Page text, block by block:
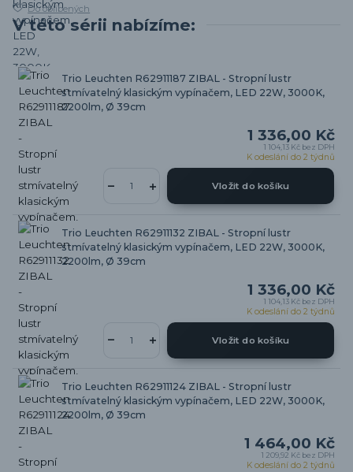
Do oblíbených
V této sérii nabízíme:
Trio Leuchten R62911187 ZIBAL - Stropní lustr
stmívatelný klasickým vypínačem, LED 22W, 3000K,
2200lm, Ø 39cm
1 336,00 Kč
1 104,13 Kč bez DPH
K odeslání do 2 týdnů
Vložit do košíku
Trio Leuchten R62911132 ZIBAL - Stropní lustr
stmívatelný klasickým vypínačem, LED 22W, 3000K,
2200lm, Ø 39cm
1 336,00 Kč
1 104,13 Kč bez DPH
K odeslání do 2 týdnů
Vložit do košíku
Trio Leuchten R62911124 ZIBAL - Stropní lustr
stmívatelný klasickým vypínačem, LED 22W, 3000K,
2200lm, Ø 39cm
1 464,00 Kč
1 209,92 Kč bez DPH
K odeslání do 2 týdnů